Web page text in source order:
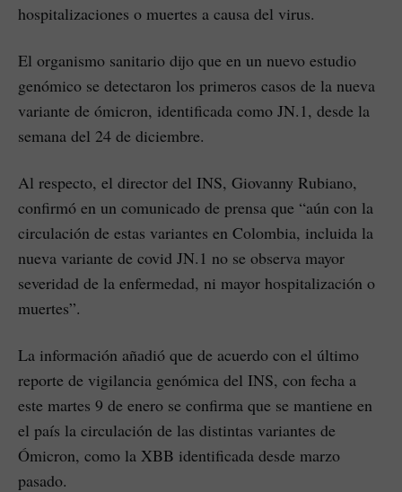
hospitalizaciones o muertes a causa del virus.
El organismo sanitario dijo que en un nuevo estudio
genómico se detectaron los primeros casos de la nueva
variante de ómicron, identificada como JN.1, desde la
semana del 24 de diciembre.
Al respecto, el director del INS, Giovanny Rubiano,
confirmó en un comunicado de prensa que “aún con la
circulación de estas variantes en Colombia, incluida la
nueva variante de covid JN.1 no se observa mayor
severidad de la enfermedad, ni mayor hospitalización o
muertes”.
La información añadió que de acuerdo con el último
reporte de vigilancia genómica del INS, con fecha a
este martes 9 de enero se confirma que se mantiene en
el país la circulación de las distintas variantes de
Ómicron, como la XBB identificada desde marzo
pasado.